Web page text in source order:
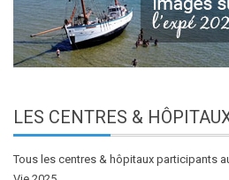
LES CENTRES &
Tous les centres & hôpitaux participants